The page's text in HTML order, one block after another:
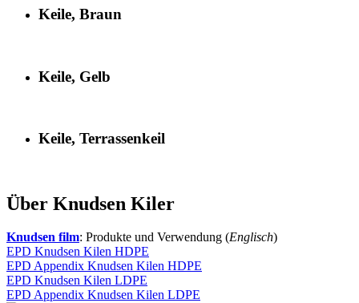
Keile, Braun
Keile, Gelb
Keile, Terrassenkeil
Über Knudsen Kiler
Knudsen film: Produkte und Verwendung (Englisch)
EPD Knudsen Kilen HDPE
EPD Appendix Knudsen Kilen HDPE
EPD Knudsen Kilen LDPE
EPD Appendix Knudsen Kilen LDPE